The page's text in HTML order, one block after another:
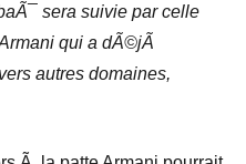
sera suivie par celle
qui a dÃ©jÃ
autres domaines,